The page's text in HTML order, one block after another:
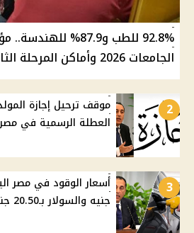
92.8% للطب و87.9%
الجامعات 2026 وأماكن المرحلة الثانية
2
العطلة الرسمية في مصر
3
جنيه والسولار بـ20.50 جنيه